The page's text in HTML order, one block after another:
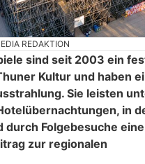
REDAKTION
sind seit 2003 ein
Kultur und haben
Sie leisten
in
durch Folgebesuche
zur regionalen